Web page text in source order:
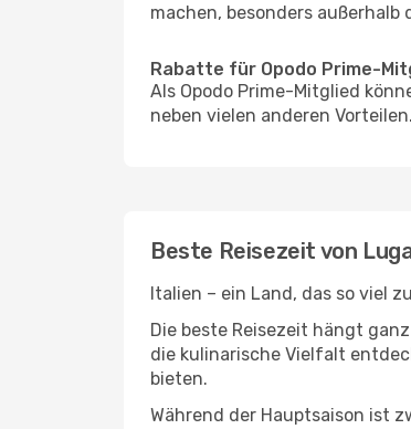
machen, besonders
Rabatte für Opodo Prime-
Als Opodo Prime-Mitglied
neben vielen anderen
Beste Reisezeit von
Italien – ein Land, das so viel
Die beste Reisezeit hängt
die kulinarische Vielfalt
bieten.
Während der Hauptsaison ist